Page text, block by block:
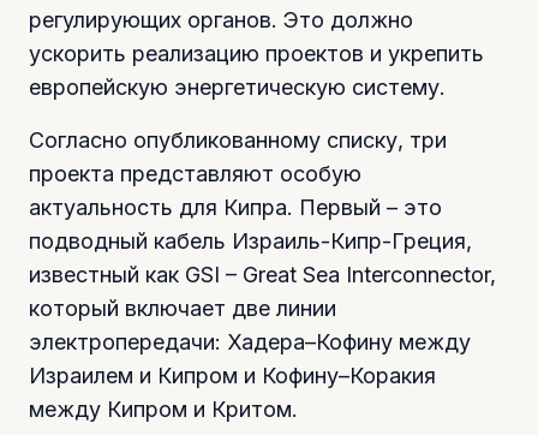
регулирующих органов. Это должно
ускорить реализацию проектов и укрепить
европейскую энергетическую систему.
Согласно опубликованному списку, три
проекта представляют особую
актуальность для Кипра. Первый – это
подводный кабель Израиль-Кипр-Греция,
известный как GSI – Great Sea Interconnector,
который включает две линии
электропередачи: Хадера–Кофину между
Израилем и Кипром и Кофину–Коракия
между Кипром и Критом.